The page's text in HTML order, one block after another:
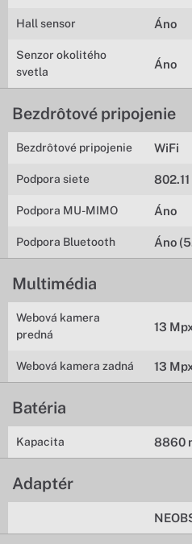
Hall sensor Áno
Senzor okolitého
svetla
Áno
Bezdrôtové pripojenie
Bezdrôtové pripojenie WiFi
Podpora siete 802.11
Podpora MU-MIMO Áno
Podpora Bluetooth Áno
Multimédia
Webová kamera
predná
13
Webová kamera zadná 13
Batéria
Kapacita 8860
Adaptér